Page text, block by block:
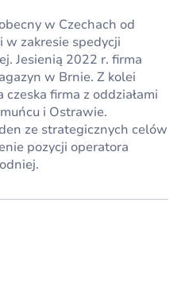
w Czechach od
w zakresie spedycji
Jesienią 2022 r. firma
w Brnie. Z kolei
firma z oddziałami
i Ostrawie.
ze strategicznych celów
pozycji operatora